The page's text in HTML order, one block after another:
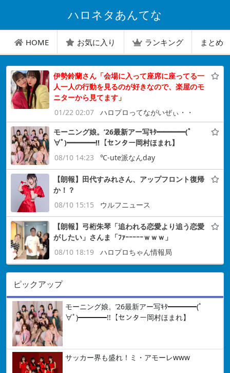
ハロネタあんてな
HOME お気に入り ランキング まとめ
伊勢鈴蘭さん「会場に入って座席に座ってる一
人一人の行動を見るのが好きなので、楽屋のモ
ニターから見てます」
01/22 02:07
ハロプロってながいぜぃ・・
モーニング娘。’26最新アー写ｷﾀ━━━━(ﾟ
∀ﾟ)━━━━!!【センター岡村ほまれ】
08/10 14:23
℃-ute派なんday
【朗報】田代すみれさん、アップフロント復帰
か！？
08/10 15:15
ウルフニュース
【朗報】弓桁朱琴「追われる恋愛より追う恋愛
がしたい」さんま「ﾌｧｰｰｰｰｰｗｗｗ」
08/10 18:19
ハロプロちゃん情報局
ピックアップ
モーニング娘。’26最新アー写ｷﾀ━━━━(ﾟ
∀ﾟ)━━━━!!【センター岡村ほまれ】
サッカー界も盛れ！ミ・アモーレwww